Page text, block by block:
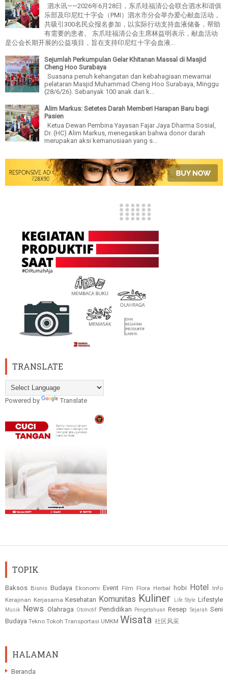
泗水讯——2026年6月28日，东爪哇福清公会联合泗水和谐俱
乐部及印尼红十字会（PMI）泗水市分会举办爱心献血活动，
共吸引300名民众报名参加，以实际行动支持血液储备，帮助
有需要的患者。 东爪哇福清公会主席林益明表示，献血活动
是公会长期开展的公益项目，旨在支持印尼红十字会血液...
Sejumlah Perkumpulan Gelar Khitanan Massal di Masjid
Cheng Hoo Surabaya
Suasana penuh kehangatan dan kebahagiaan mewarnai
pelataran Masjid Muhammad Cheng Hoo Surabaya, Minggu
(28/6/26). Sebanyak 100 anak dari k...
Alim Markus: Setetes Darah Memberi Harapan Baru bagi
Pasien
Ketua Dewan Pembina Yayasan Fajar Jaya Dharma Sosial,
Dr. (HC) Alim Markus, menegaskan bahwa donor darah
merupakan aksi kemanusiaan yang s...
TRANSLATE
Powered by Translate
TOPIK
Baksos Bisnis Budaya Ekonomi Event Film Flora Herbal hobi Hotel
Info
Kerajinan Kerjasama Kesehatan Komunitas Kuliner Life Style Lifestyle
Musik News Olahraga Otomotif Pendidikan Pengetahuan Resep Sejarah Seni
Budaya Tekno Tokoh Transportasi UMKM Wisata 社区风采
HALAMAN
Beranda